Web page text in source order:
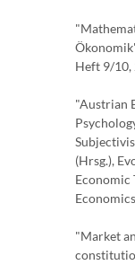
Heft 9/10,
"Austrian
(Hrsg.),
Economic
"Market